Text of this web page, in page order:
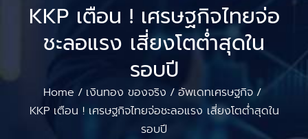
KKP เตือน ! เศรษฐกิจไทยจ่อ
ชะลอแรง เสี่ยงโตต่ำสุดใน
รอบปี
Home / เงินทอง ของจริง / อัพเดทเศรษฐกิจ /
KKP เตือน ! เศรษฐกิจไทยจ่อชะลอแรง เสี่ยงโตต่ำสุดใน
รอบปี